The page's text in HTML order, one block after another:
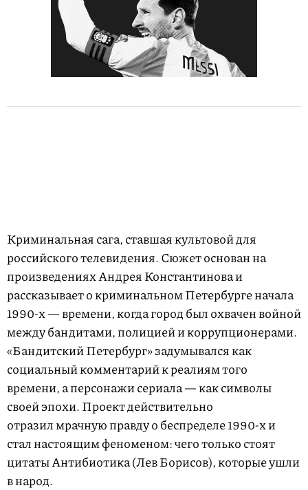
Криминальная сага, ставшая культовой для
российского телевидения. Сюжет основан на
произведениях Андрея Константинова и
рассказывает о криминальном Петербурге начала
1990-х — времени, когда город был охвачен войной
между бандитами, полицией и коррупционерами.
«Бандитский Петербург» задумывался как
социальный комментарий к реалиям того
времени, а персонажи сериала — как символы
своей эпохи. Проект действительно
отразил мрачную правду о беспределе 1990-х и
стал настоящим феноменом: чего только стоят
цитаты Антибиотика (Лев Борисов), которые ушли
в народ.